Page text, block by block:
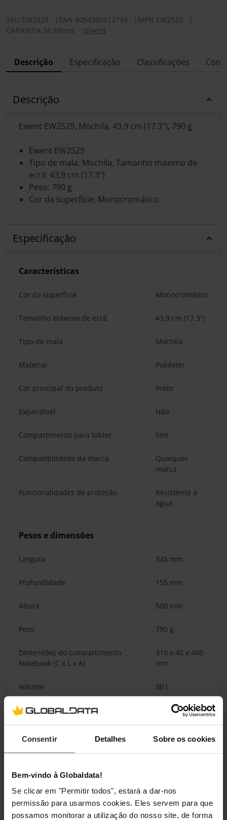
Consentir Detalhes Sobre os cookies
Bem-vindo à Globaldata!
Se clicar em "Permitir todos", estará a dar-nos
permissão para usarmos cookies. Eles servem para que
possamos monitorar a utilização do nosso site, de forma
SKU EW2529 EAN 8054392612794 MPN EW2529
GARANTIA 36 Meses
Ewent
Descrição Especificação Classificações
Descrição
Ewent EW2529, Mochila, 43,9 cm (17.3"), 790 g
Ewent EW2529
Tipo de mala: Mochila, Tamanho máximo de
ecrã: 43,9 cm (17.3")
Peso: 790 g
Cor da superfície: Monocromático
Especificação
Características
Cor da superfície Monocromático
Tamanho máximo de ecrã 43,9 cm (17.3")
Tipo de mala Mochila
Material Poliéster
Cor principal do produto Preto
Expandível Não
Compartimento para tablet Sim
Compatibilidade da marca
Qualquer
marca
Funcionalidades de proteção
Resistente à
água
Pesos e dimensões
Largura 345 mm
Profundidade 155 mm
Altura 500 mm
Peso 790 g
Dimensões do compartimento
Notebook (C x L x A)
310 x 40 x 460
mm
Volume 30 l